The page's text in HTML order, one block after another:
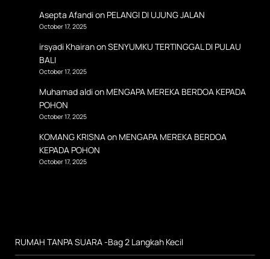
Asepta Afandion PELANGI DI UJUNG JALAN
October 17, 2025
irsyadi KhairanonSENYUMKU TERTINGGAL DI PULAU
BALI
October 17, 2025
Muhamad aldion MENGAPA MEREKA BERDOA KEPADA
POHON
October 17, 2025
KOMANG KRISNAon MENGAPA MEREKA BERDOA
KEPADA POHON
October 17, 2025
RUMAH TANPA SUARA -Bag 2 Langkah Kecil